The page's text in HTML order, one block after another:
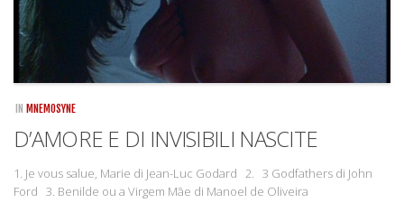
IN MNEMOSYNE
D’AMORE E DI INVISIBILI NASCITE
1. Je vous salue, Marie di Jean-Luc Godard 2. 3 Godfathers di John
Ford 3. Benilde ou a Virgem Mãe di Manoel de Oliveira